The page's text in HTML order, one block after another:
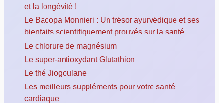
et la longévité !
Le Bacopa Monnieri : Un trésor ayurvédique et ses
bienfaits scientifiquement prouvés sur la santé
Le chlorure de magnésium
Le super-antioxydant Glutathion
Le thé Jiogoulane
Les meilleurs suppléments pour votre santé
cardiaque